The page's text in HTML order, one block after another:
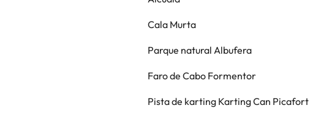
Cala Murta
Parque natural Albufera
Faro de Cabo Formentor
Pista de karting Karting Can Picafort